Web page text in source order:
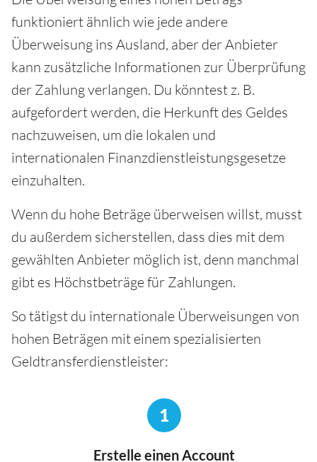
funktioniert ähnlich wie jede andere
Überweisung ins Ausland, aber der Anbieter
kann zusätzliche Informationen zur Überprüfung
der Zahlung verlangen. Du könntest z. B.
aufgefordert werden, die Herkunft des Geldes
nachzuweisen, um die lokalen und
internationalen Finanzdienstleistungsgesetze
einzuhalten.
Wenn du hohe Beträge überweisen willst, musst
du außerdem sicherstellen, dass dies mit dem
gewählten Anbieter möglich ist, denn manchmal
gibt es Höchstbeträge für Zahlungen.
So tätigst du internationale Überweisungen von
hohen Beträgen mit einem spezialisierten
Geldtransferdienstleister:
1
Erstelle einen Account